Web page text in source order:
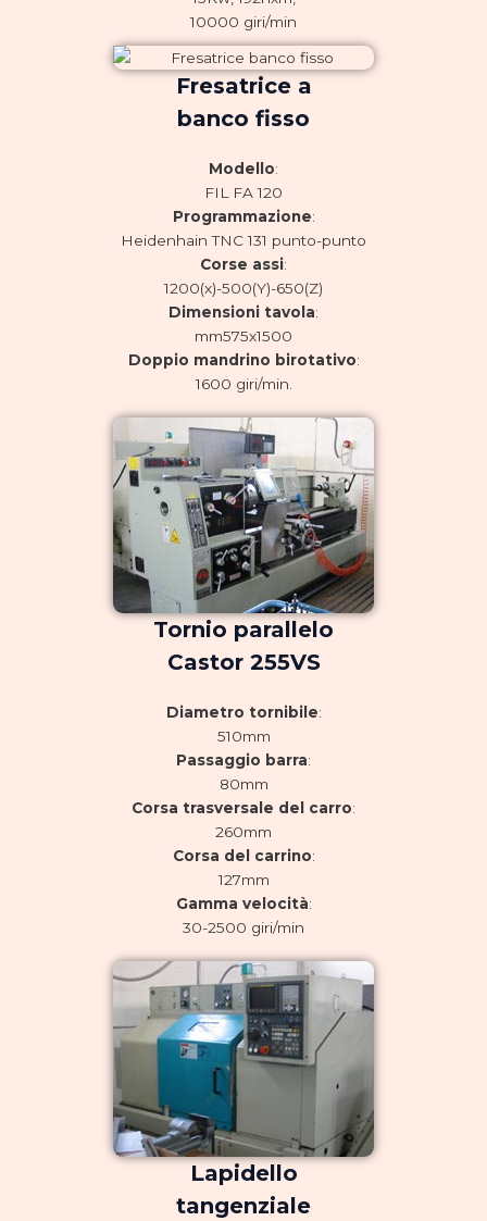
10000 giri/min
Fresatrice a
banco fisso
Modello:
FIL FA 120
Programmazione:
Heidenhain TNC 131 punto-punto
Corse assi:
1200(x)-500(Y)-650(Z)
Dimensioni tavola:
mm575x1500
Doppio mandrino birotativo:
1600 giri/min.
Tornio parallelo
Castor 255VS
Diametro tornibile:
510mm
Passaggio barra:
80mm
Corsa trasversale del carro:
260mm
Corsa del carrino:
127mm
Gamma velocità:
30-2500 giri/min
Lapidello
tangenziale